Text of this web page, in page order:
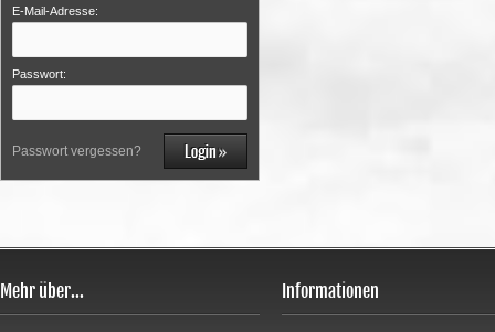
E-Mail-Adresse:
Passwort:
Passwort vergessen?
Mehr über... Informationen